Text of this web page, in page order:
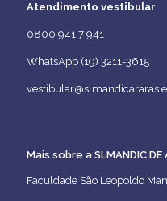
Atendimento vestibular
0800 941 7 941
WhatsApp (19) 3211-3615
Mais sobre a SLMANDIC DE
Faculdade São Leopoldo